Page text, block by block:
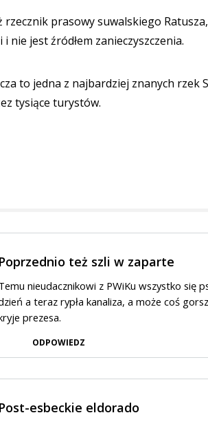
prasowy suwalskiego
nie jest źródłem zanieczyszczenia.
to jedna z najbardziej znanych rzek
tysiące turystów.
Poprzednio też szli w zaparte
nieudacznikowi z PWiKu wszystko się
a teraz rypła kanaliza, a może coś
prezesa.
ODPOWIEDZ
Post-esbeckie eldorado